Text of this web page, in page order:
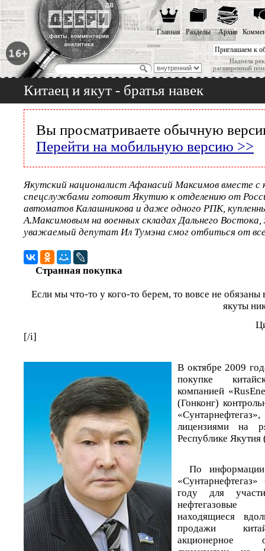
Приглашаем к
Надоела
расширенный
Главная Разделы Архив
Китаец и якут - братья навек
Вы просматриваете обычную
Перейти на мобильную версию >>
Якутский националист Афанасий Максимов вместе с
спецслужбами готовит Якутию к отделению от
автоматов Калашникова и даже одного РПК,
А.Максимовым на военных складах Дальнего
уважаемый депутат Ил Тумэна смог отбиться от
Странная покупка
Если мы что-то у кого-то берем, то вовсе не обязаны
якуты
[/i]
В октябре 2009
покупке
компанией
(Гонконг)
лицензиями на
Республике Якутия
По
году для
находящиеся
продажи
акционерное